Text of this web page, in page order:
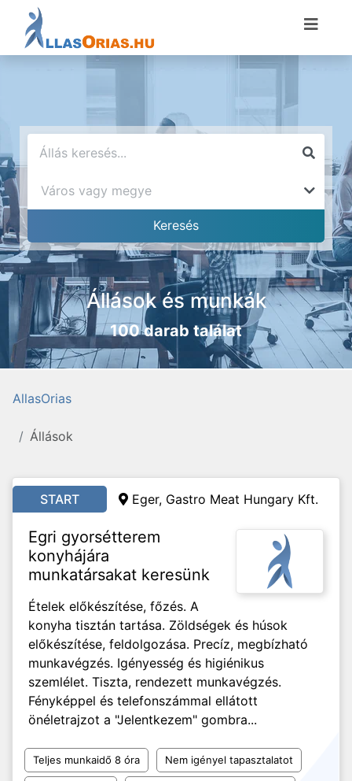
Állások és munkák
100 darab találat
AllasOrias
Állások
START Eger, Gastro Meat Hungary Kft.
Egri gyorsétterem
konyhájára
munkatársakat keresünk
Ételek előkészítése, főzés. A
konyha tisztán tartása. Zöldségek és húsok
előkészítése, feldolgozása. Precíz, megbízható
munkavégzés. Igényesség és higiénikus
szemlélet. Tiszta, rendezett munkavégzés.
Fényképpel és telefonszámmal ellátott
önéletrajzot a "Jelentkezem" gombra...
Teljes munkaidő 8 óra Nem igényel tapasztalatot